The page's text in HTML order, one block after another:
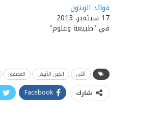
فوائد الزيتون
17 سبتمبر، 2013
في "طبيعة وعلوم"
أنثى الجبن الأبيض العصفور
شارك Facebook